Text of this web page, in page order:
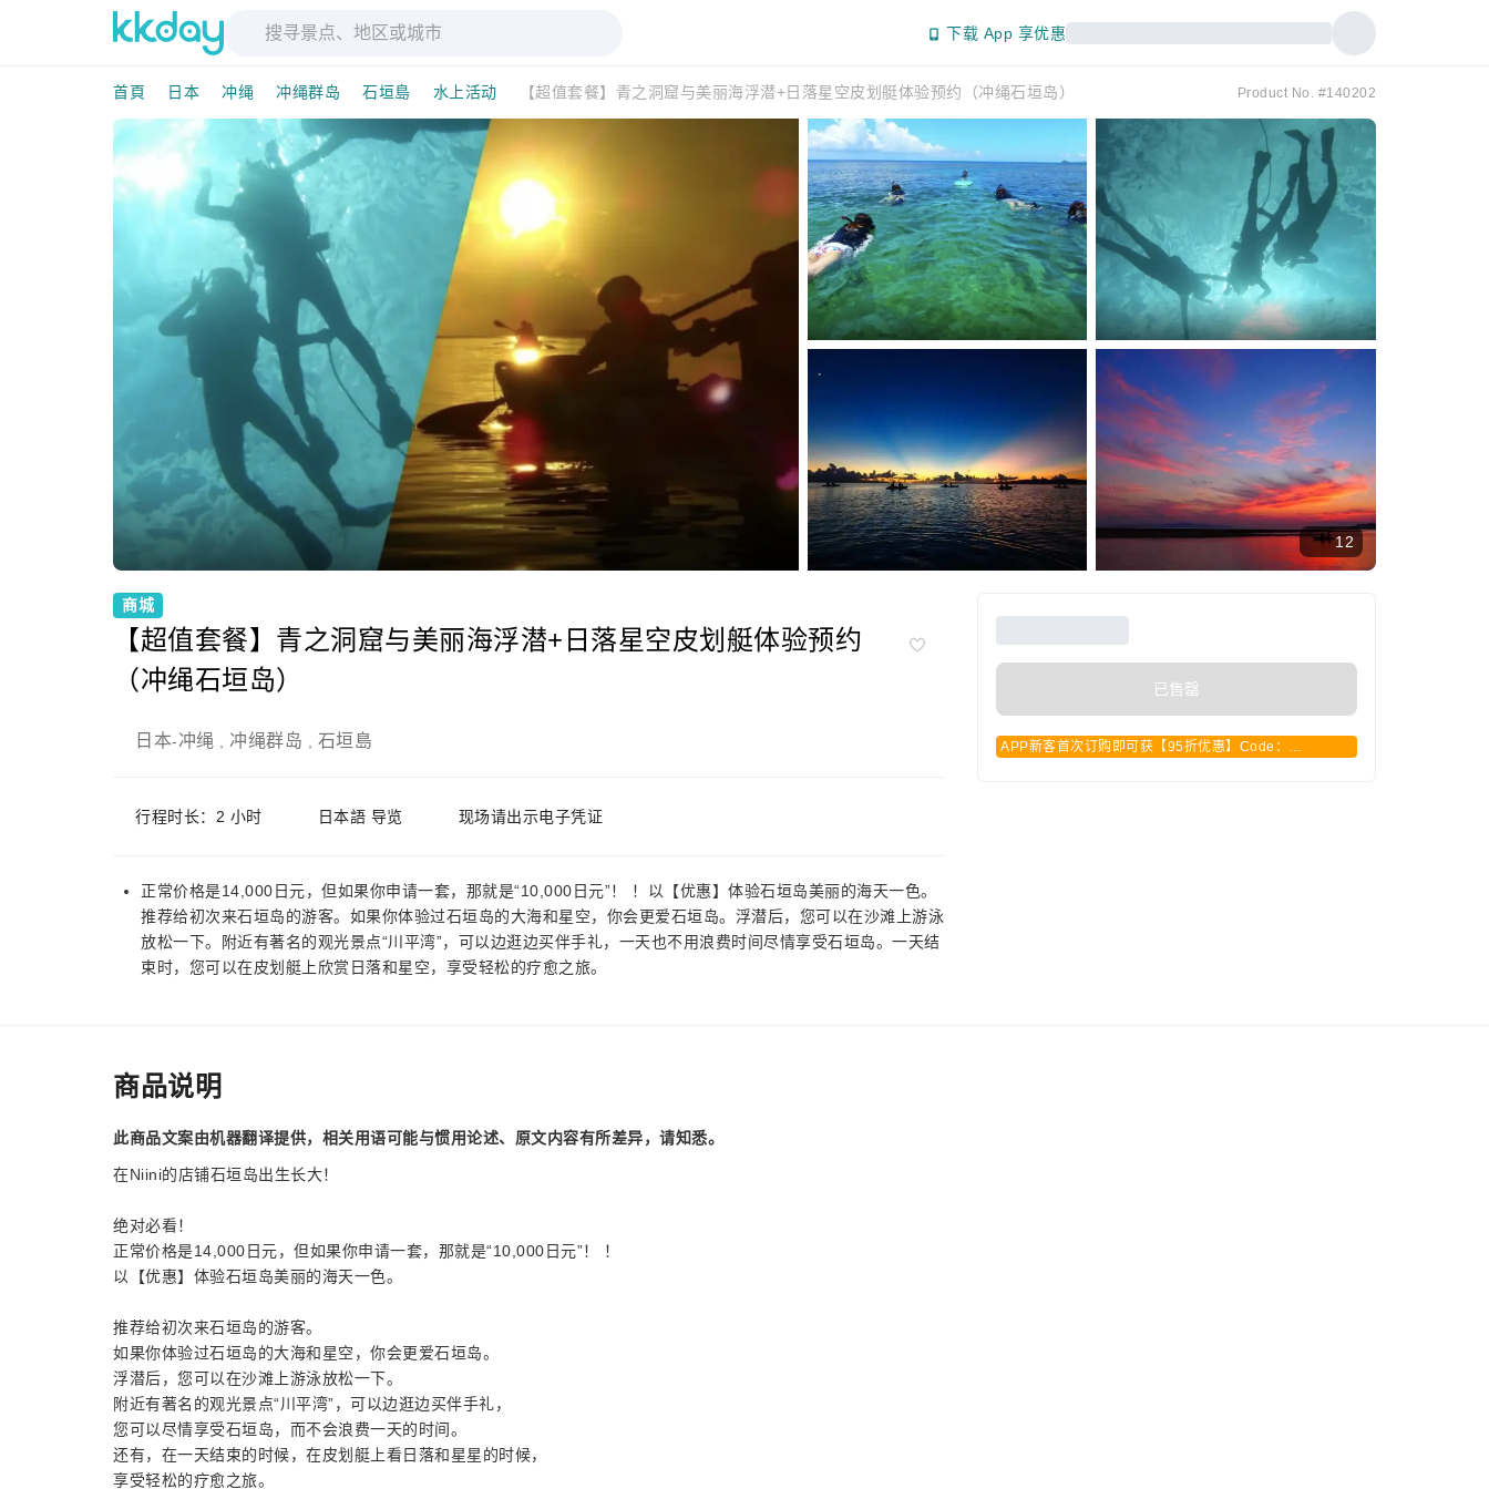
下载 App 享优惠
首頁 日本 冲绳 冲绳群岛 石垣島 水上活动 【超值套餐】青之洞窟与美丽海浮潜+日落星空皮划艇体验预约（冲绳石垣岛） Product No. #140202
12
商城
【超值套餐】青之洞窟与美丽海浮潜+日落星空皮划艇体验预约
（冲绳石垣岛）
日本-冲绳 冲绳群岛 石垣島
行程时长：2 小时 日本語 导览 现场请出示电子凭证
正常价格是14,000日元，但如果你申请一套，那就是“10,000日元”！ ！以【优惠】体验石垣岛美丽的海天一色。
推荐给初次来石垣岛的游客。如果你体验过石垣岛的大海和星空，你会更爱石垣岛。浮潜后，您可以在沙滩上游泳
放松一下。附近有著名的观光景点“川平湾”，可以边逛边买伴手礼，一天也不用浪费时间尽情享受石垣岛。一天结
束时，您可以在皮划艇上欣赏日落和星空，享受轻松的疗愈之旅。
已售罄
APP新客首次订购即可获【95折优惠】Code：
商品说明
此商品文案由机器翻译提供，相关用语可能与惯用论述、原文内容有所差异，请知悉。
在Niini的店铺石垣岛出生长大！
绝对必看！
正常价格是14,000日元，但如果你申请一套，那就是“10,000日元”！ ！
以【优惠】体验石垣岛美丽的海天一色。
推荐给初次来石垣岛的游客。
如果你体验过石垣岛的大海和星空，你会更爱石垣岛。
浮潜后，您可以在沙滩上游泳放松一下。
附近有著名的观光景点“川平湾”，可以边逛边买伴手礼，
您可以尽情享受石垣岛，而不会浪费一天的时间。
还有，在一天结束的时候，在皮划艇上看日落和星星的时候，
享受轻松的疗愈之旅。